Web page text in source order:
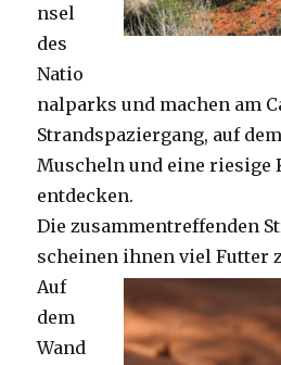
nsel
des
Natio
nalparks und machen am
Strandspaziergang, auf
Muscheln und eine riesige
entdecken.
Die zusammentreffenden
scheinen ihnen viel Futter
Auf
dem
Wand